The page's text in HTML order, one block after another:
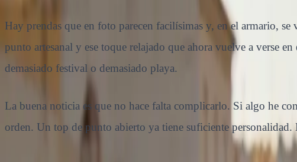
Hay prendas que en foto parecen facilísimas y, en el armario,
punto artesanal y ese toque relajado que ahora vuelve a verse
demasiado festival o demasiado playa.
La buena noticia es que no hace falta complicarlo. Si algo he
orden. Un top de punto abierto ya tiene suficiente personalidad.